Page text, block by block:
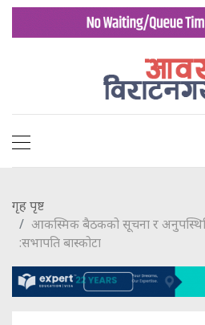
गृह पृष्ट
आकस्मिक बैठकको सूचना र
:सभापति बास्कोटा